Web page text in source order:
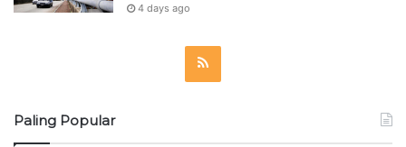
4 days ago
Paling Popular